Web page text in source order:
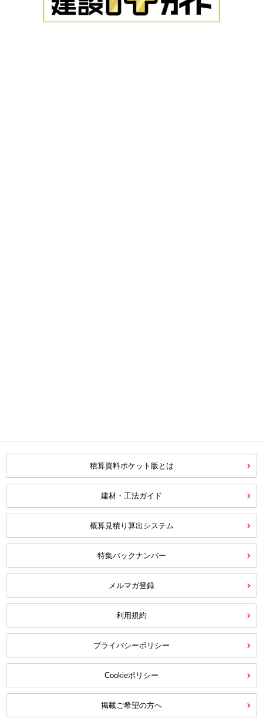
積算資料ポケット版とは
建材・工法ガイド
概算見積り算出システム
特集バックナンバー
メルマガ登録
利用規約
プライバシーポリシー
Cookieポリシー
掲載ご希望の方へ